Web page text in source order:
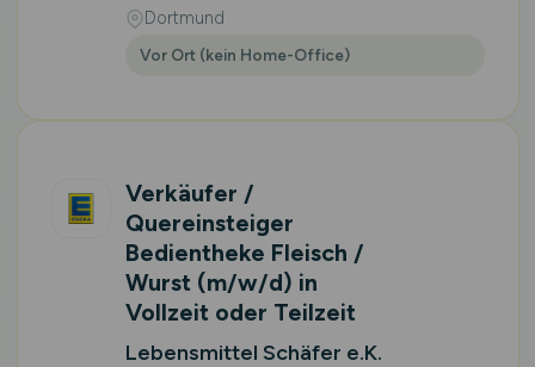
Dortmund
Vor Ort (kein Home-Office)
Verkäufer /
Quereinsteiger
Bedientheke Fleisch /
Wurst (m/w/d) in
Vollzeit oder Teilzeit
Lebensmittel Schäfer e.K.